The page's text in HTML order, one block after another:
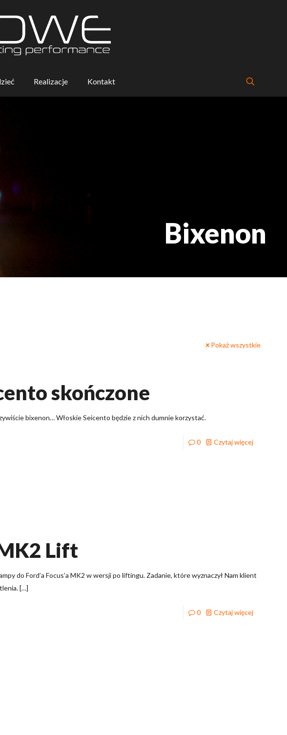
Realizacje Kontakt
Bixenon
Pokaż wszystkie
skończone
bixenon… Włoskie Seicento będzie z nich dumnie korzystać.
0 Czytaj więcej
Lift
do Ford’a Focus’a MK2 w wersji po liftingu. Zadanie, które wyznaczył Nam klient
[…]
0 Czytaj więcej